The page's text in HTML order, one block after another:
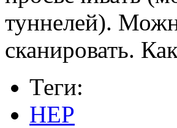
туннелей).
сканировать.
Теги:
HEP